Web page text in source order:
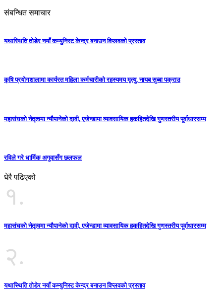
संबन्धित समाचार
यथास्थिति तोडेर नयाँ कम्युनिस्ट केन्द्र बनाउन विप्लवको प्रस्ताव
कृषि प्रयोगशालामा कार्यरत महिला कर्मचारीको रहस्यमय मृत्यु, नायब सुब्बा पक्राउ
महासंघको नेतृत्वमा न्यौपानेको दावी, एजेन्डामा व्यावसायिक हकहितदेखि गुणस्तरीय पूर्वाधारसम्म
रविले गरे धार्मिक अगुवासँग छलफल
धेरै पढिएको
१.
महासंघको नेतृत्वमा न्यौपानेको दावी, एजेन्डामा व्यावसायिक हकहितदेखि गुणस्तरीय पूर्वाधारसम्म
२.
यथास्थिति तोडेर नयाँ कम्युनिस्ट केन्द्र बनाउन विप्लवको प्रस्ताव